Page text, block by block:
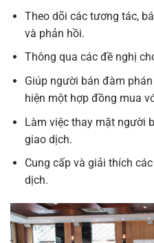
Theo dõi các tương tác,
và phản hồi.
Thông qua các đề nghị
Giúp người bán đàm
hiện một hợp đồng mua
Làm việc thay mặt người
giao dịch.
Cung cấp và giải thích
dịch.